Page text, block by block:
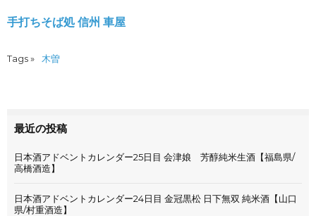
手打ちそば処 信州 車屋
Tags » 木曽
最近の投稿
日本酒アドベントカレンダー25日目 会津娘 芳醇純米生酒【福島県/
高橋酒造】
日本酒アドベントカレンダー24日目 金冠黒松 日下無双 純米酒【山口
県/村重酒造】